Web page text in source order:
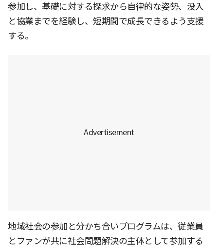
参加し、基礎に対する探求から自律的な姿勢、没入
と協業までを経験し、短期間で成長できるよう支援
する。
地域社会の参加と分かち合いプログラムは、従業員
とファンが共に社会問題解決の主体として参加する